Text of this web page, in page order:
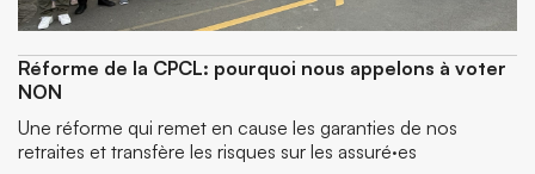
Réforme de la CPCL: pourquoi nous appelons à voter
NON
Une réforme qui remet en cause les garanties de nos
retraites et transfère les risques sur les assuré·es